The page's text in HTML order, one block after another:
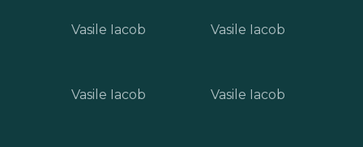
Vasile Iacob Vasile Iacob
Vasile Iacob Vasile Iacob